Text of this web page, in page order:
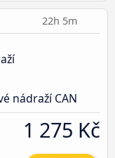
22h 5m
nádraží CAN
1 275 Kč